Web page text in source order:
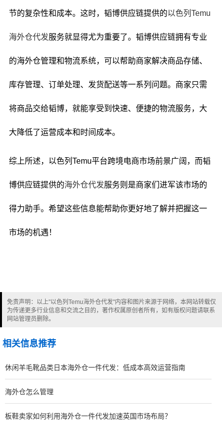
节的复杂性和成本。这时，韬博供应链提供的以色列Temu
海外仓代发服务就显得尤为重要了。韬博供应链拥有专业
的海外仓管理和物流系统，可以帮助商家解决商品存储、
库存管理、订单处理、发货配送等一系列问题。商家只需
将商品交给韬博，就能享受到快速、便捷的物流服务，大
大降低了运营成本和时间成本。
综上所述，以色列Temu平台跨境电商市场前景广阔，而韬
博供应链提供的海外仓代发服务则是商家们进军该市场的
得力助手。希望这些信息能帮助你更好地了解并把握这一
市场的机遇！
免责声明：以上"以色列Temu海外仓代发"内容和图片来源于网络，本网站转载仅
为传递更多行业信息和交流之目的，著作权属原创者所有，如有版权问题请联系
网站管理员删除。
相关信息推荐
休闲羊毛靴品类日本海外仓一件代发：低成本高效运营指南
海外仓怎么管理
板鞋卖家如何利用海外仓一件代发加速英国市场布局？